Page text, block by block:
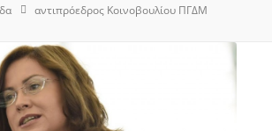
αντιπρόεδρος Κοινοβουλίου ΠΓΔΜ